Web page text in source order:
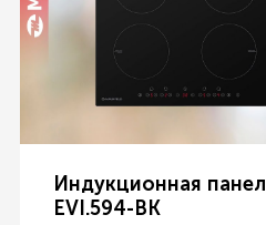
Индукционная
EVI.594-BK